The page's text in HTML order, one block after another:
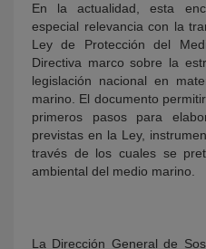
En la actualidad, esta
especial relevancia con la
Ley de Protección del
Directiva marco sobre la
legislación nacional en
marino. El documento
primeros pasos para
previstas en la Ley,
través de los cuales se
ambiental del medio marino.
La Dirección General de